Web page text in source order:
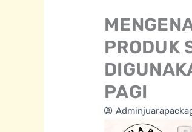
PRODUK
PAGI